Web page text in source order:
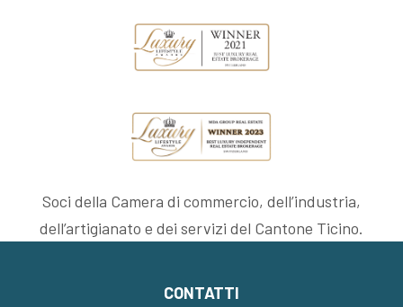
Soci della Camera di commercio, dell’industria,
dell’artigianato e dei servizi del Cantone Ticino.
CONTATTI